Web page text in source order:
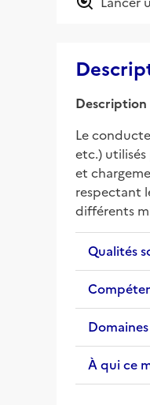
Le
etc.)
et
respectant
différents
Qualités
À qui ce